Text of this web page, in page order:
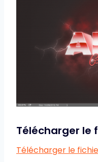
Télécharger le
Télécharger le